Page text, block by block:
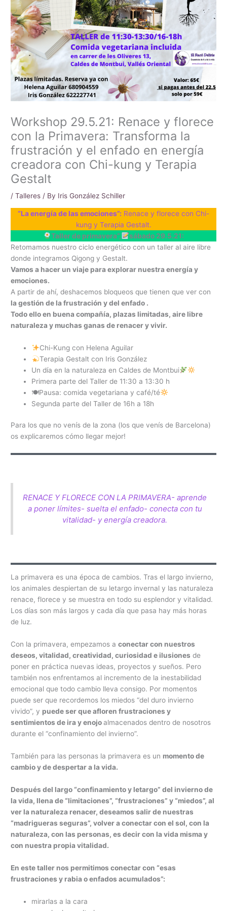
Workshop 29.5.21: Renace y florece
con la Primavera: Transforma la
frustración y el enfado en energía
creadora con Chi-kung y Terapia
Gestalt
/Talleres / By Iris González Schiller
“La energía de las emociones”: Renace y florece con Chi-
kung y Terapia Gestalt.
Taller de primavera”,
sábado 29.5.21:
Retomamos nuestro ciclo energético con un taller al aire libre
donde integramos Qigong y Gestalt.
Vamos a hacer un viaje para explorar nuestra energía y
emociones.
A partir de ahí, deshacemos bloqueos que tienen que ver con
la gestión de la frustración y del enfado .
Todo ello en buena compañía, plazas limitadas, aire libre
naturaleza y muchas ganas de renacer y vivir.
Chi-Kung con Helena Aguilar
Terapia Gestalt con Iris González
Un día en la naturaleza en Caldes de Montbui
Primera parte del Taller de 11:30 a 13:30 h
🍽Pausa: comida vegetariana y café/té
Segunda parte del Taller de 16h a 18h
Para los que no venís de la zona (los que venís de Barcelona)
os explicaremos cómo llegar mejor!
RENACE Y FLORECE CON LA PRIMAVERA- aprende
a poner límites- suelta el enfado- conecta con tu
vitalidad- y energía creadora.
La primavera es una época de cambios. Tras el largo invierno,
los animales despiertan de su letargo invernal y las naturaleza
renace, florece y se muestra en todo su esplendor y vitalidad.
Los días son más largos y cada día que pasa hay más horas
de luz.
Con la primavera, empezamos aconectar con nuestros
deseos, vitalidad, creatividad, curiosidad e ilusiones de
poner en práctica nuevas ideas, proyectos y sueños. Pero
también nos enfrentamos al incremento de la inestabilidad
emocional que todo cambio lleva consigo. Por momentos
puede ser que recordemos los miedos “del duro invierno
vivido”, y puede ser que afloren frustraciones y
sentimientos de ira y enojoalmacenados dentro de nosotros
durante el “confinamiento del invierno”.
También para las personas la primavera es un momento de
cambio y de despertar a la vida.
Después del largo “confinamiento y letargo” del invierno de
la vida, llena de “limitaciones”, “frustraciones” y “miedos”, al
ver la naturaleza renacer, deseamos salir de nuestras
“madrigueras seguras”, volver a conectar con el sol, con la
naturaleza, con las personas, es decir con la vida misma y
con nuestra propia vitalidad.
En este taller nos permitimos conectar con “esas
frustraciones y rabia o enfados acumulados”:
mirarlas a la cara